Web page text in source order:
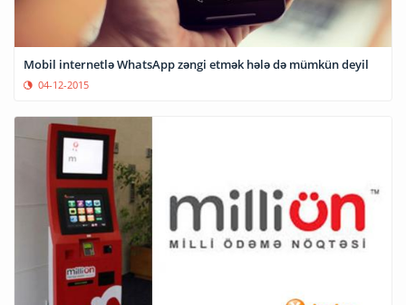
Mobil internetlə WhatsApp zəngi etmək hələ də mümkün deyil
04-12-2015